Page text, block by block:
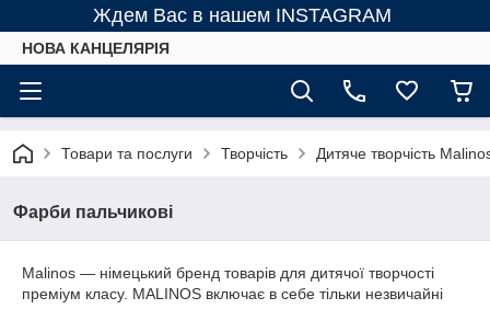
Ждем Вас в нашем INSTAGRAM
НОВА КАНЦЕЛЯРІЯ
Товари та послуги Творчість Дитяче творчість
Фарби пальчикові
Malinos — німецький бренд товарів для дитячої творчості
преміум класу. MALINOS включає в себе тільки незвичайні